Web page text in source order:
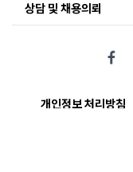
상담 및 채용의뢰
개인정보 처리방침